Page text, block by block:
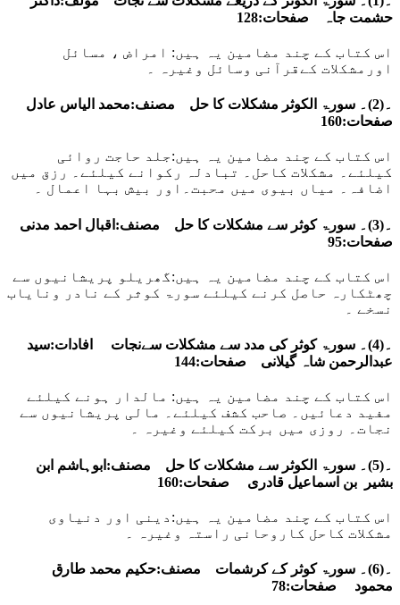
حشمت جاہ صفحات:128
اورمشکلات کےقرآنی وسائل وغیرہ ۔
۔(2)۔ سورۃ الکوثر مشکلات کا حل مصنف:محمد الیاس عادل
صفحات:160
اس کتاب کے چند مضامین یہ ہیں:جلد حاجت روائی
کیلئے۔ مشکلات کاحل۔ تبادلہ رکوانے کیلئے۔ رزق میں
اضافہ۔ میاں بیوی میں محبت۔اور بیش بہا اعمال ۔
۔(3)۔ سورۃ کوثر سے مشکلات کا حل مصنف:اقبال احمد مدنی
صفحات:95
اس کتاب کے چند مضامین یہ ہیں:گھریلو پریشانیوں سے
چھٹکارہ حاصل کرنے کیلئے سورۃ کوثر کے نادر ونایاب
نسخے ۔
۔(4)۔ سورۃ کوثر کی مدد سے مشکلات سےنجات افادات:سید
عبدالرحمن شاہ گیلانی صفحات:144
اس کتاب کے چند مضامین یہ ہیں: مالدار ہونے کیلئے
مفید دعائیں۔ صاحب کشف کیلئے۔ مالی پریشانیوں سے
نجات۔ روزی میں برکت کیلئے وغیرہ ۔
۔(5)۔ سورۃ الکوثر سے مشکلات کا حل مصنف:ابوہاشم ابن
بشیر بن اسماعیل قادری صفحات:160
اس کتاب کے چند مضامین یہ ہیں:دینی اور دنیاوی
مشکلات کاحل کاروحانی راستہ وغیرہ ۔
۔(6)۔ سورۃ کوثر کے کرشمات مصنف:حکیم محمد طارق
محمود صفحات:78